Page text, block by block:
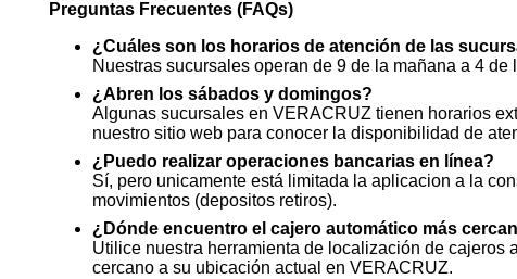
Preguntas Frecuentes (FAQs)
¿Cuáles son los horarios de atención de las
Nuestras sucursales operan de 9 de la mañana a 4 de
¿Abren los sábados y domingos?
Algunas sucursales en VERACRUZ tienen horarios
nuestro sitio web para conocer la disponibilidad de
¿Puedo realizar operaciones bancarias en línea?
Sí, pero unicamente está limitada la aplicacion a la
movimientos (depositos retiros).
¿Dónde encuentro el cajero automático más
Utilice nuestra herramienta de localización de cajeros
cercano a su ubicación actual en VERACRUZ.